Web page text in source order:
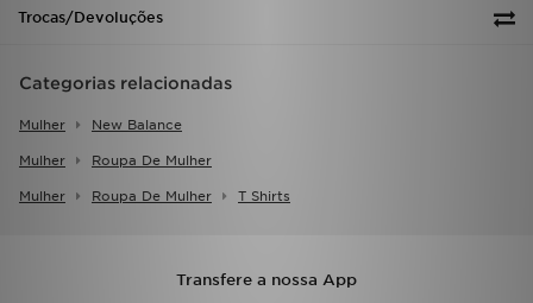
Trocas/Devoluções
Categorias relacionadas
Mulher New Balance
Mulher Roupa De Mulher
Mulher Roupa De Mulher T Shirts
Transfere a nossa App